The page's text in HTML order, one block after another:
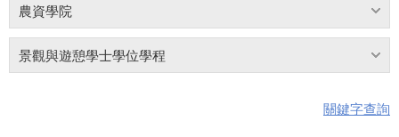
農資學院
景觀與遊憩學士學位學程
關鍵字查詢